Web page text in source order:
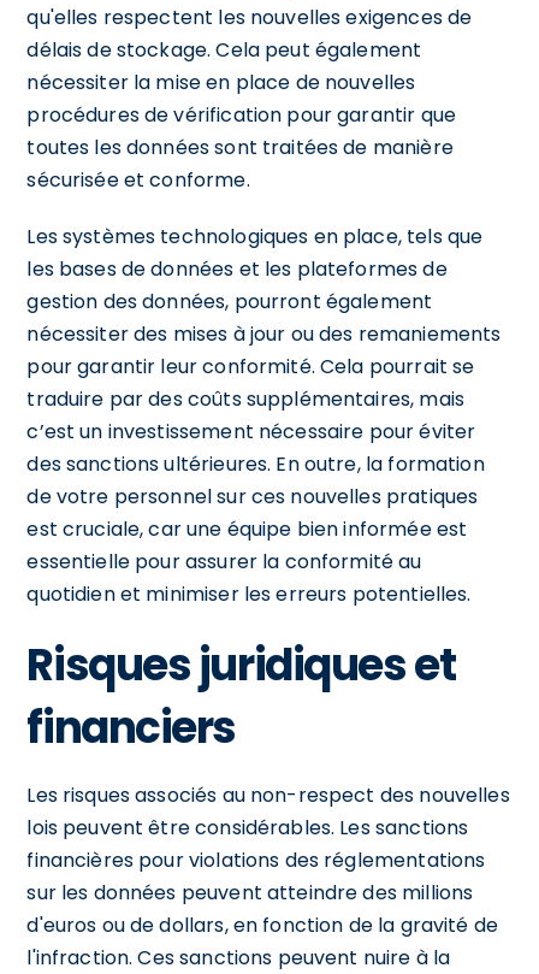
qu'elles respectent les nouvelles exigences de
délais de stockage. Cela peut également
nécessiter la mise en place de nouvelles
procédures de vérification pour garantir que
toutes les données sont traitées de manière
sécurisée et conforme.
Les systèmes technologiques en place, tels que
les bases de données et les plateformes de
gestion des données, pourront également
nécessiter des mises à jour ou des remaniements
pour garantir leur conformité. Cela pourrait se
traduire par des coûts supplémentaires, mais
c’est un investissement nécessaire pour éviter
des sanctions ultérieures. En outre, la formation
de votre personnel sur ces nouvelles pratiques
est cruciale, car une équipe bien informée est
essentielle pour assurer la conformité au
quotidien et minimiser les erreurs potentielles.
Risques juridiques et
financiers
Les risques associés au non-respect des nouvelles
lois peuvent être considérables. Les sanctions
financières pour violations des réglementations
sur les données peuvent atteindre des millions
d'euros ou de dollars, en fonction de la gravité de
l'infraction. Ces sanctions peuvent nuire à la